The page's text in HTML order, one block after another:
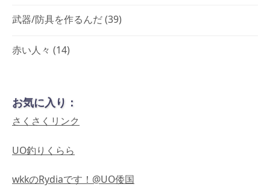
武器/防具を作るんだ(39)
赤い人々 (14)
お気に入り：
さくさくリンク
UO釣りくらら
wkkのRydiaです！@UO倭国